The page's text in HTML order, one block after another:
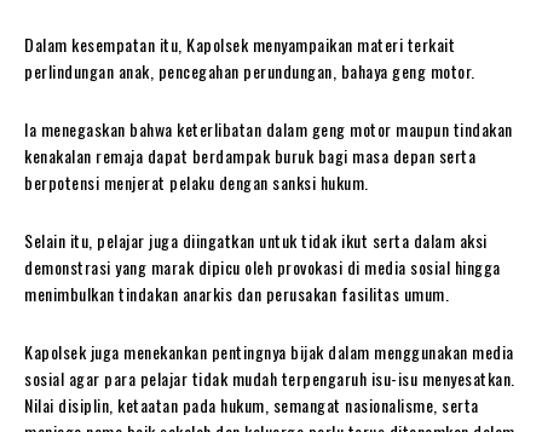
Dalam kesempatan itu, Kapolsek menyampaikan materi terkait
perlindungan anak, pencegahan perundungan, bahaya geng motor.
Ia menegaskan bahwa keterlibatan dalam geng motor maupun tindakan
kenakalan remaja dapat berdampak buruk bagi masa depan serta
berpotensi menjerat pelaku dengan sanksi hukum.
Selain itu, pelajar juga diingatkan untuk tidak ikut serta dalam aksi
demonstrasi yang marak dipicu oleh provokasi di media sosial hingga
menimbulkan tindakan anarkis dan perusakan fasilitas umum.
Kapolsek juga menekankan pentingnya bijak dalam menggunakan media
sosial agar para pelajar tidak mudah terpengaruh isu-isu menyesatkan.
Nilai disiplin, ketaatan pada hukum, semangat nasionalisme, serta